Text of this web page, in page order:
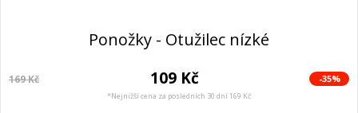
Ponožky - Otužilec nízké
169 Kč 109 Kč -35%
*Nejnižší cena za posledních 30 dní 169 Kč